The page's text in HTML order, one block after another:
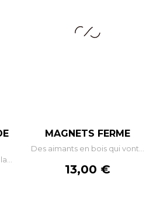
MAGNETS FERME
Des aimants en bois qui vont...
Prix
13,00 €